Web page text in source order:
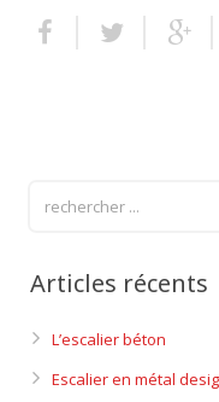
Articles récents
L’escalier béton
Escalier en métal